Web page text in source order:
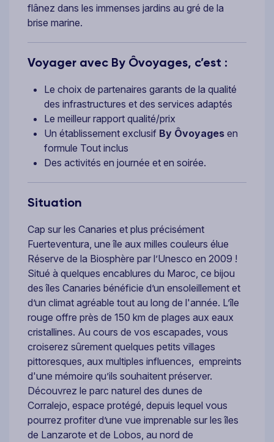
flânez dans les immenses jardins au gré de la
brise marine.
Voyager avec By Ôvoyages, c’est :
Le choix de partenaires garants de la qualité
des infrastructures et des services adaptés
Le meilleur rapport qualité/prix
Un établissement exclusif By Ôvoyages en
formule Tout inclus
Des activités en journée et en soirée.
Situation
Cap sur les Canaries et plus précisément
Fuerteventura, une île aux milles couleurs élue
Réserve de la Biosphère par l’Unesco en 2009 !
Situé à quelques encablures du Maroc, ce bijou
des îles Canaries bénéficie d’un ensoleillement et
d’un climat agréable tout au long de l'année. L’île
rouge offre près de 150 km de plages aux eaux
cristallines. Au cours de vos escapades, vous
croiserez sûrement quelques petits villages
pittoresques, aux multiples influences, empreints
d'une mémoire qu’ils souhaitent préserver.
Découvrez le parc naturel des dunes de
Corralejo, espace protégé, depuis lequel vous
pourrez profiter d’une vue imprenable sur les îles
de Lanzarote et de Lobos, au nord de